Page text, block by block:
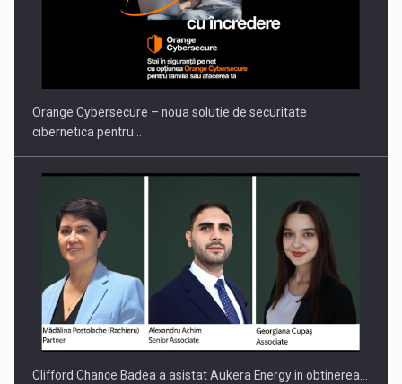
PUTTING ROMANIAN CORPORATE COMPANIES ON THE
INTERNATIONAL BUSINESS SCENE
Orange Cybersecure – noua solutie de securitate
cibernetica pentru…
Clifford Chance Badea a asistat Aukera Energy in obtinerea…